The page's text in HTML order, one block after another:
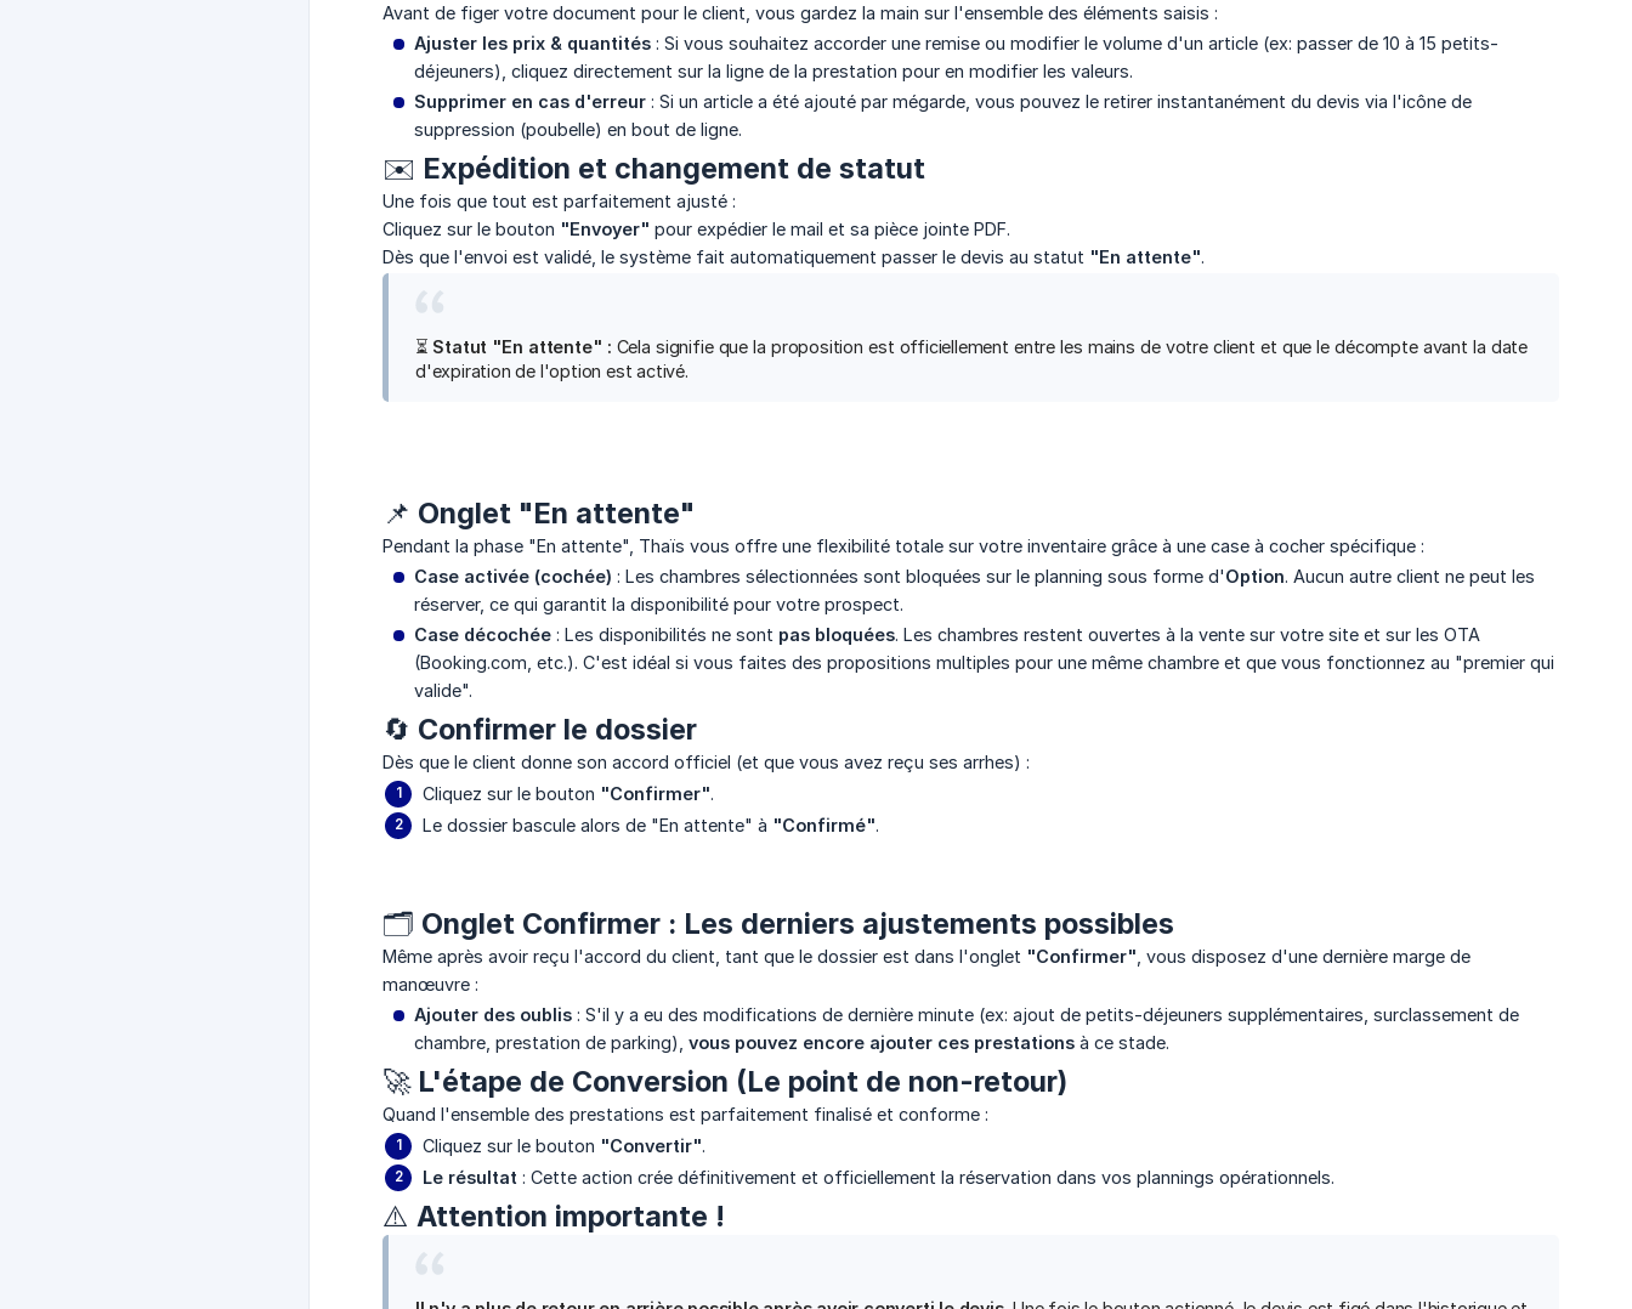
Avant de figer votre document pour le client, vous gardez la main sur l'ensemble des éléments saisis :
Ajuster les prix & quantités : Si vous souhaitez accorder une remise ou modifier le volume d'un article (ex: passer de 10 à 15 petits-
déjeuners), cliquez directement sur la ligne de la prestation pour en modifier les valeurs.
Supprimer en cas d'erreur : Si un article a été ajouté par mégarde, vous pouvez le retirer instantanément du devis via l'icône de
suppression (poubelle) en bout de ligne.
✉️ Expédition et changement de statut
Une fois que tout est parfaitement ajusté :
Cliquez sur le bouton "Envoyer" pour expédier le mail et sa pièce jointe PDF.
Dès que l'envoi est validé, le système fait automatiquement passer le devis au statut "En attente".
⏳ Statut "En attente" : Cela signifie que la proposition est officiellement entre les mains de votre client et que le décompte avant la date
d'expiration de l'option est activé.
📌 Onglet "En attente"
Pendant la phase "En attente", Thaïs vous offre une flexibilité totale sur votre inventaire grâce à une case à cocher spécifique :
Case activée (cochée) : Les chambres sélectionnées sont bloquées sur le planning sous forme d'Option. Aucun autre client ne peut les
réserver, ce qui garantit la disponibilité pour votre prospect.
Case décochée : Les disponibilités ne sont pas bloquées. Les chambres restent ouvertes à la vente sur votre site et sur les OTA
(Booking.com, etc.). C'est idéal si vous faites des propositions multiples pour une même chambre et que vous fonctionnez au "premier qui
valide".
🔄 Confirmer le dossier
Dès que le client donne son accord officiel (et que vous avez reçu ses arrhes) :
Cliquez sur le bouton "Confirmer".
Le dossier bascule alors de "En attente" à "Confirmé".
🗂️ Onglet Confirmer : Les derniers ajustements possibles
Même après avoir reçu l'accord du client, tant que le dossier est dans l'onglet "Confirmer" , vous disposez d'une dernière marge de
manœuvre :
Ajouter des oublis : S'il y a eu des modifications de dernière minute (ex: ajout de petits-déjeuners supplémentaires, surclassement de
chambre, prestation de parking), vous pouvez encore ajouter ces prestations à ce stade.
🚀 L'étape de Conversion (Le point de non-retour)
Quand l'ensemble des prestations est parfaitement finalisé et conforme :
Cliquez sur le bouton "Convertir".
Le résultat : Cette action crée définitivement et officiellement la réservation dans vos plannings opérationnels.
⚠️ Attention importante !